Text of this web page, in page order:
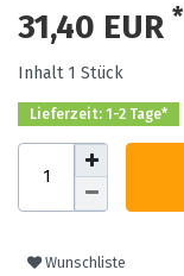
31,40 EUR *
Inhalt 1 Stück
Lieferzeit: 1-2 Tage*
Wunschliste